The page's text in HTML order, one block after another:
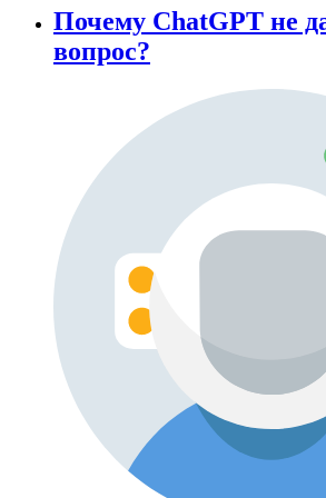
Почему ChatGPT не
вопрос?